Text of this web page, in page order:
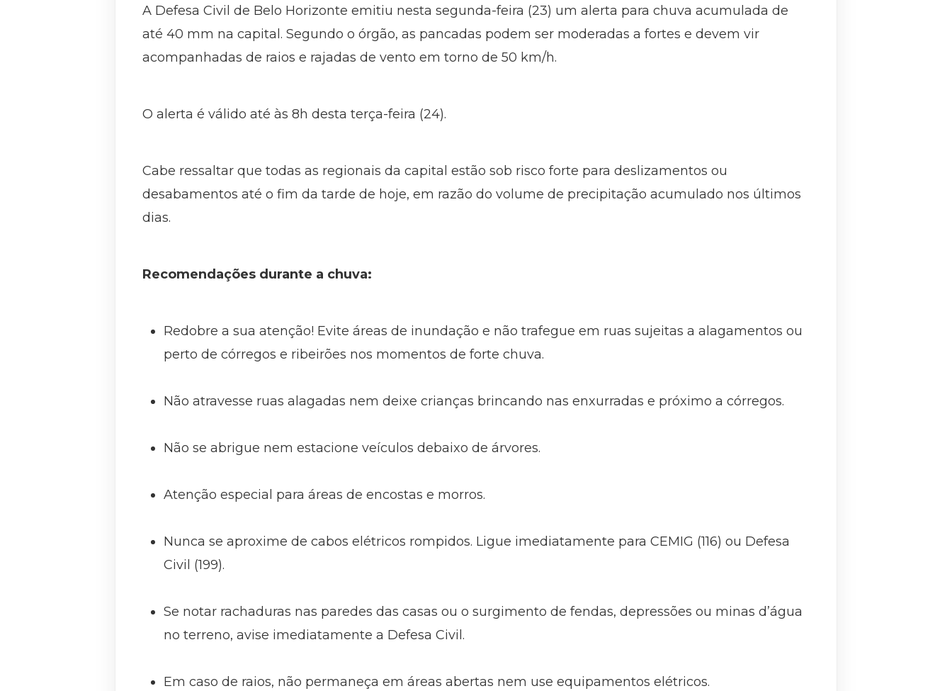
A Defesa Civil de Belo Horizonte emitiu nesta segunda-feira (23) um alerta para chuva acumulada de
até 40 mm na capital. Segundo o órgão, as pancadas podem ser moderadas a fortes e devem vir
acompanhadas de raios e rajadas de vento em torno de 50 km/h.
O alerta é válido até às 8h desta terça-feira (24).
Cabe ressaltar que todas as regionais da capital estão sob risco forte para deslizamentos ou
desabamentos até o fim da tarde de hoje, em razão do volume de precipitação acumulado nos últimos
dias.
Recomendações durante a chuva:
Redobre a sua atenção! Evite áreas de inundação e não trafegue em ruas sujeitas a alagamentos ou
perto de córregos e ribeirões nos momentos de forte chuva.
Não atravesse ruas alagadas nem deixe crianças brincando nas enxurradas e próximo a córregos.
Não se abrigue nem estacione veículos debaixo de árvores.
Atenção especial para áreas de encostas e morros.
Nunca se aproxime de cabos elétricos rompidos. Ligue imediatamente para CEMIG (116) ou Defesa
Civil (199).
Se notar rachaduras nas paredes das casas ou o surgimento de fendas, depressões ou minas d’água
no terreno, avise imediatamente a Defesa Civil.
Em caso de raios, não permaneça em áreas abertas nem use equipamentos elétricos.